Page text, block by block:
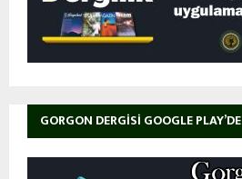
GORGON DERGISI GOOGLE PLAY’DE